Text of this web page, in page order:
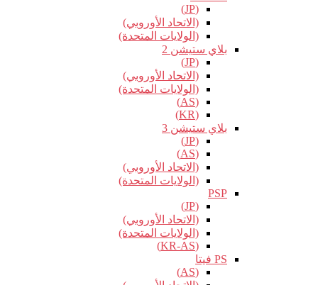
(JP)
(الاتحاد الأوروبي)
(الولايات المتحدة)
بلاي ستيشن 2
(JP)
(الاتحاد الأوروبي)
(الولايات المتحدة)
(AS)
(KR)
بلاي ستيشن 3
(JP)
(AS)
(الاتحاد الأوروبي)
(الولايات المتحدة)
PSP
(JP)
(الاتحاد الأوروبي)
(الولايات المتحدة)
(KR-AS)
PS فيتا
(AS)